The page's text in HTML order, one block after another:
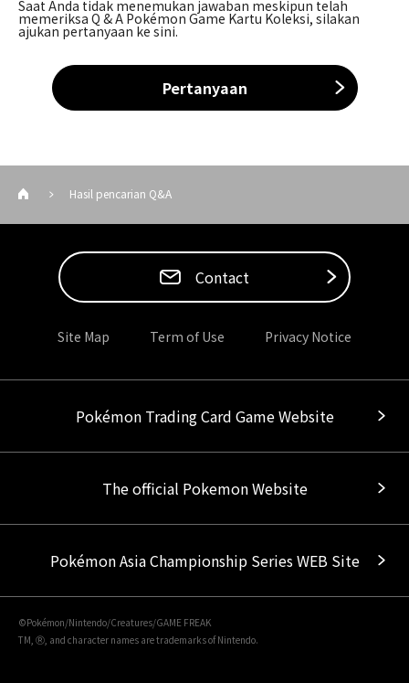
Saat Anda tidak menemukan jawaban meskipun telah
memeriksa Q & A Pokémon Game Kartu Koleksi, silakan
ajukan pertanyaan ke sini.
Pertanyaan
Hasil pencarian Q&A
Contact
Site Map Term of Use Privacy Notice
Pokémon Trading Card Game Website
The official Pokemon Website
Pokémon Asia Championship Series WEB Site
©Pokémon/Nintendo/Creatures/GAME FREAK
TM, Ⓡ, and character names are trademarks of Nintendo.